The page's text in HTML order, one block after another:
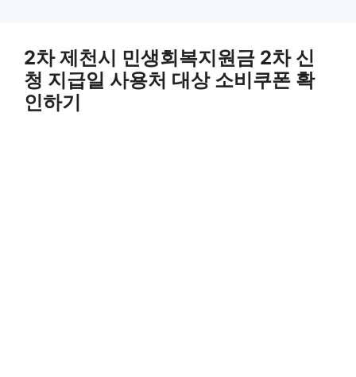
2차 제천시 민생회복지원금 2차 신
청 지급일 사용처 대상 소비쿠폰 확
인하기